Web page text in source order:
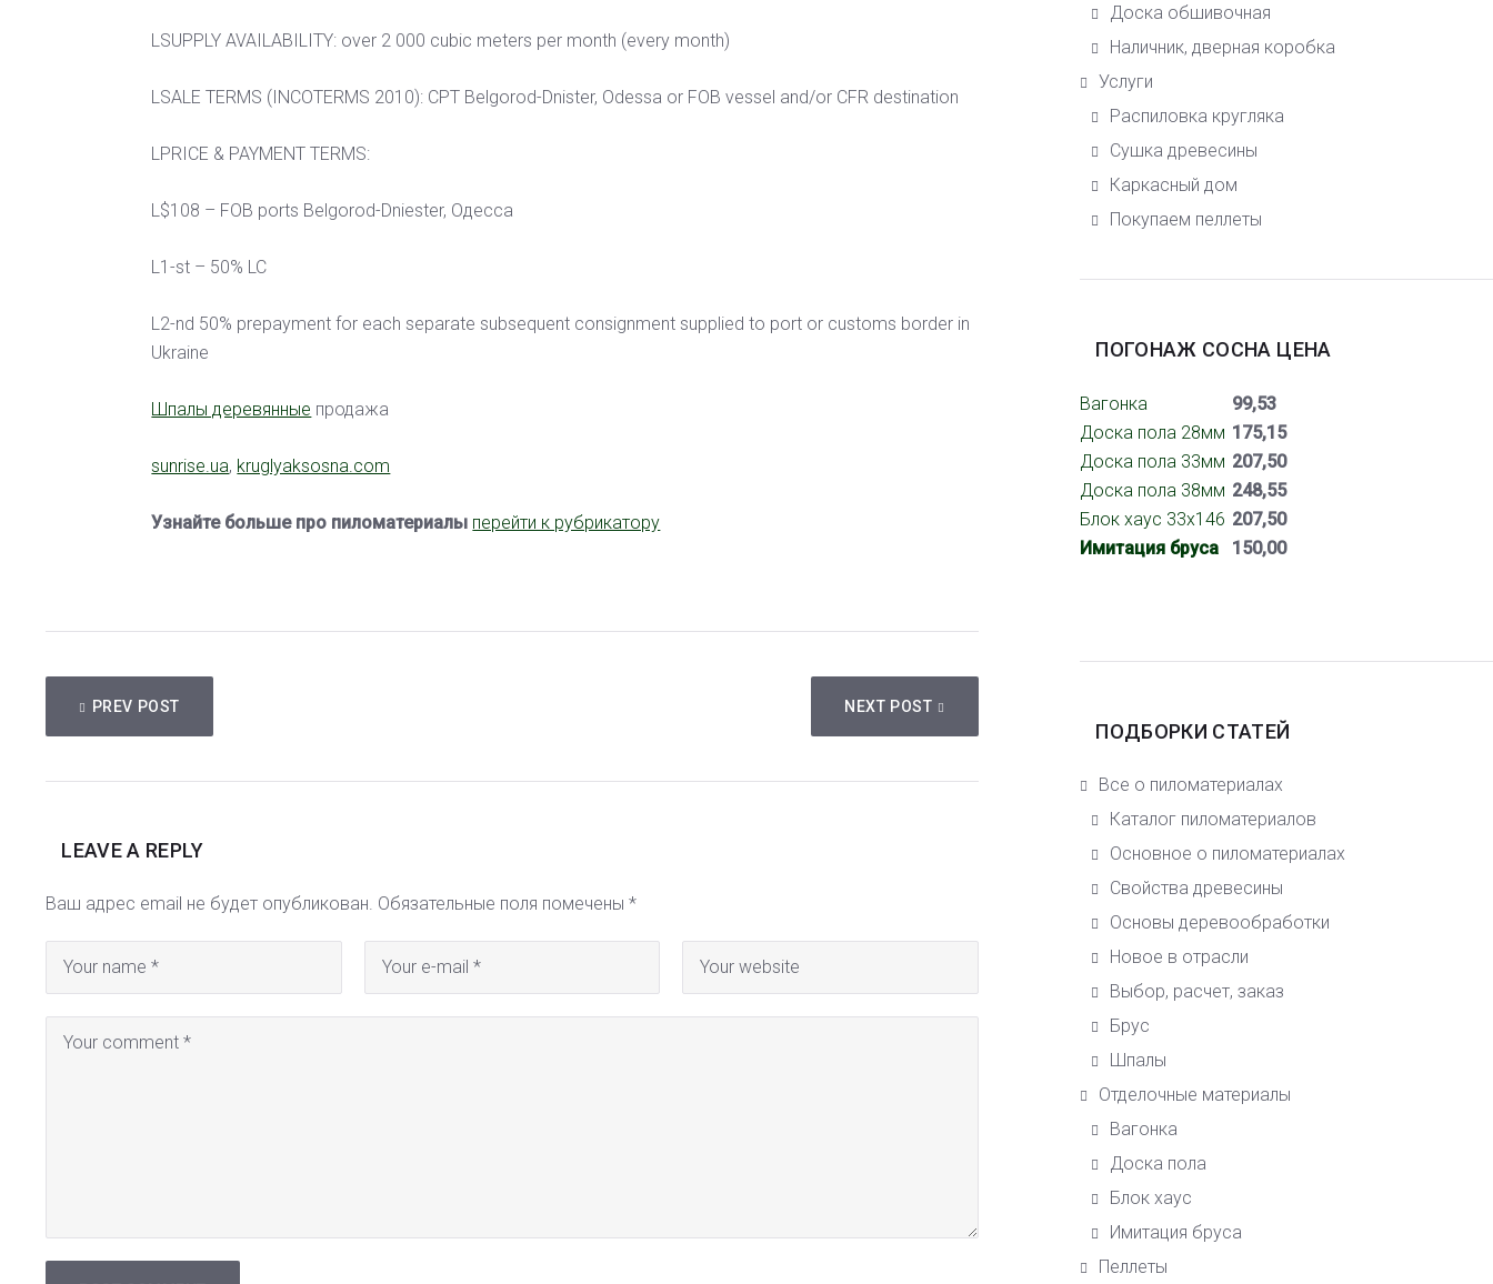
LSUPPLY AVAILABILITY: over 2 000 cubic meters per month (every month)
LSALE TERMS (INCOTERMS 2010): CPT Belgorod-Dnister, Odessa or FOB vessel and/or CFR destination
LPRICE & PAYMENT TERMS:
L$108 – FOB ports Belgorod-Dniester, Одесса
L1-st – 50% LC
L2-nd 50% prepayment for each separate subsequent consignment supplied to port or customs border in
Ukraine
Шпалы деревянные продажа
sunrise.ua, kruglyaksosna.com
Узнайте больше про пиломатериалы перейти к рубрикатору
НАВИГАЦИЯ
ПО
PREV POST NEXT POST
LEAVE A REPLY
Ваш адрес email не будет опубликован. Обязательные поля помечены*
Доска обшивочная
Наличник, дверная коробка
Услуги
Распиловка кругляка
Сушка древесины
Каркасный дом
Покупаем пеллеты
ПОГОНАЖ СОСНА ЦЕНА
Вагонка
99,53
Доска пола 28мм 175,15
Доска пола 33мм 207,50
Доска пола 38мм 248,55
Блок хаус 33х146 207,50
Имитация бруса
150,00
ПОДБОРКИ СТАТЕЙ
Все о пиломатериалах
Каталог пиломатериалов
Основное о пиломатериалах
Свойства древесины
Основы деревообработки
Новое в отрасли
Выбор, расчет, заказ
Брус
Шпалы
Отделочные материалы
Вагонка
Доска пола
Блок хаус
Имитация бруса
Пеллеты